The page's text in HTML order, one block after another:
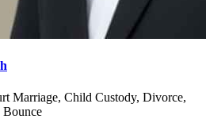
Marriage, Child Custody, Divorce,
Bounce